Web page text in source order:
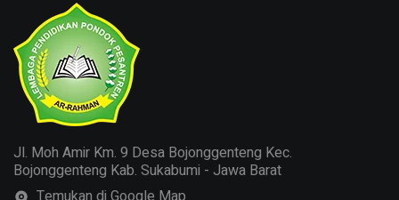
Jl. Moh Amir Km. 9 Desa Bojonggenteng Kec.
Bojonggenteng Kab. Sukabumi - Jawa Barat